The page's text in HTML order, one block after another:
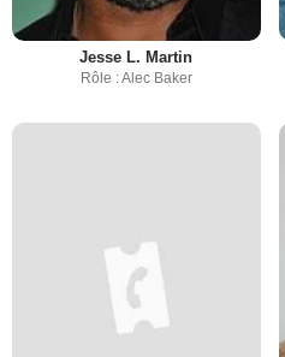
Jesse L. Martin
Rôle : Alec Baker